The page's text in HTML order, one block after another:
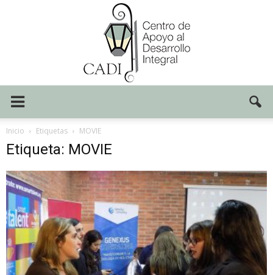
Inicio Etiquetas MOVIE
Etiqueta: MOVIE